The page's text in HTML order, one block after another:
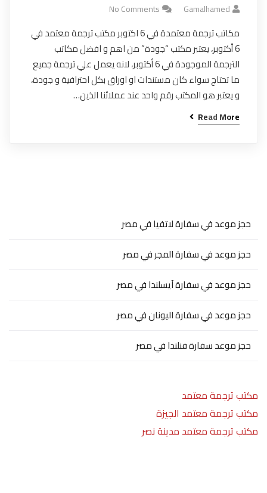
Gamalhamed
No Comments
مكاتب ترجمة معتمدة في 6 اكتوبر مكتب ترجمة معتمد في
6 أكتوبر، يعتبر مكتب “جودة” من اهم و افضل مكاتب
الترجمة الموجودة في 6 أكتوبر، لانه يعمل علي ترجمة جميع
ما تحتاج سواء كان مستندات او اوراق بكل احترافية و جودة،
و يعتبر هو المكتب رقم واحد عند عملائنا الذين…
Read More
حجز موعد في سفارة لاتفيا في مصر
حجز موعد في سفارة المجر في مصر
حجز موعد في سفارة آيسلندا في مصر
حجز موعد في سفارة اليونان في مصر
حجز موعد سفارة فنلندا في مصر
مكتب ترجمة معتمد
مكتب ترجمة معتمد الجيزة
مكتب ترجمة معتمد مدينة نصر